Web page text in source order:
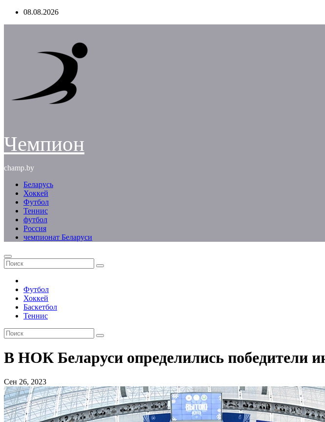
Перейти08.08.2026
Чемпион
champ.by
Беларусь
Хоккей
Футбол
Теннис
футбол
Россия
чемпионат Беларуси
Футбол
Хоккей
Баскетбол
Теннис
В НОК Беларуси определились победители
Сен 26, 2023